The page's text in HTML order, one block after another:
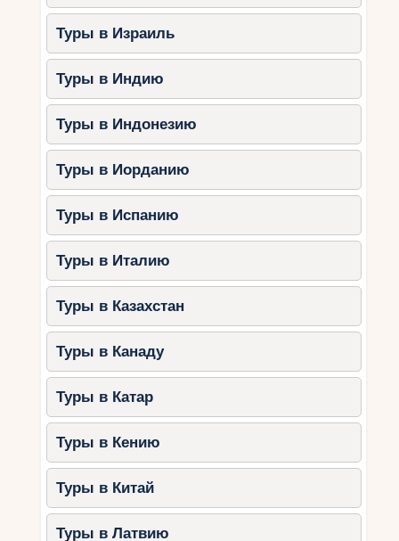
Туры в Израиль
Туры в Индию
Туры в Индонезию
Туры в Иорданию
Туры в Испанию
Туры в Италию
Туры в Казахстан
Туры в Канаду
Туры в Катар
Туры в Кению
Туры в Китай
Туры в Латвию